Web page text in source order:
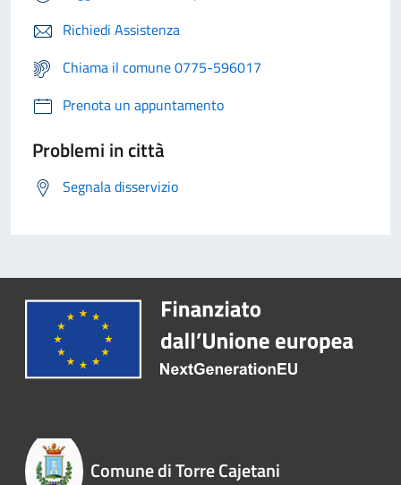
Richiedi Assistenza
Chiama il comune 0775-596017
Prenota un appuntamento
Problemi in città
Segnala disservizio
Comune di Torre Cajetani